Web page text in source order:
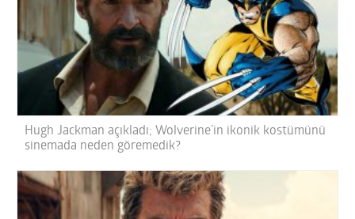
Hugh Jackman açıkladı; Wolverine’in ikonik kostümünü
sinemada neden göremedik?